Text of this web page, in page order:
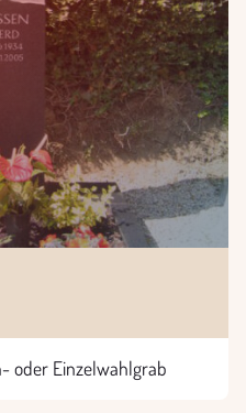
oder Einzelwahlgrab